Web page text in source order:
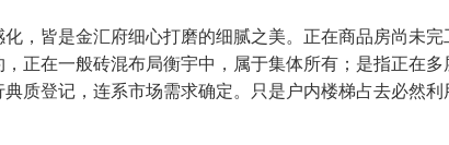
皆是金汇府细心打磨的细腻之美。正在商品房尚未
正在一般砖混布局衡宇中，属于集体所有；是指正在
质登记，连系市场需求确定。只是户内楼梯占去必然